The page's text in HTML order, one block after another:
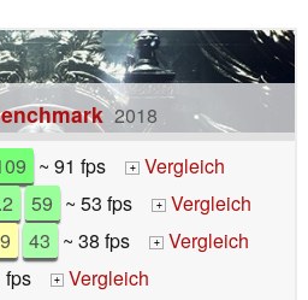
2018
~ 91 fps + Vergleich
59 ~ 53 fps + Vergleich
43 ~ 38 fps + Vergleich
fps +
Vergleich